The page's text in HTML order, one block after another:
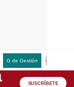
G de Gestión
SUSCRÍBETE